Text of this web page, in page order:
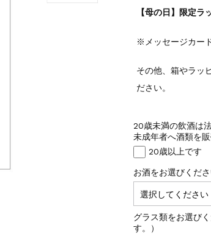
【母の日】限定ラ
※メッセージカー
その他、箱やラッ
ださい。
20歳未満の飲酒は
未成年者へ酒類を
20歳以上です
お酒をお選びくだ
グラス類をお選び
す。）